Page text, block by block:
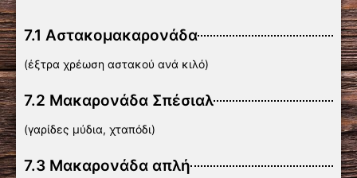
7.1 Αστακομακαρονάδα
(έξτρα χρέωση αστακού ανά κιλό)
7.2 Μακαρονάδα Σπέσιαλ
(γαρίδες μύδια, χταπόδι)
7.3 Μακαρονάδα απλή